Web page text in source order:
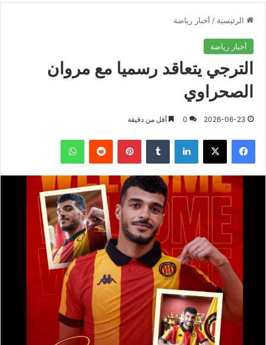
الرئيسية / أخبار رياضة
أخبار رياضة
الترجي يتعاقد رسميا مع مروان
الصحراوي
2026-06-23
0 أقل من دقيقة
فيسبوك X لينكدإن بينتيريست واتساب